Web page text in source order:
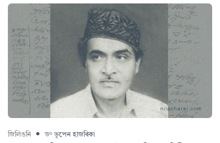
জিলিঙনি ড° ভূপেন হাজৰিকা